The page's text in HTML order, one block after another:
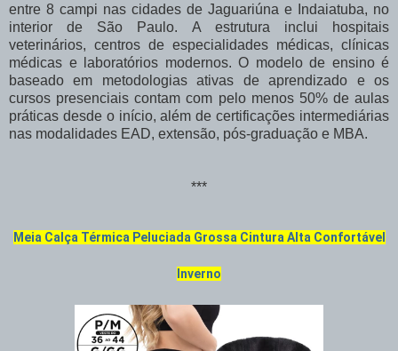
entre 8 campi nas cidades de Jaguariúna e Indaiatuba, no
interior de São Paulo. A estrutura inclui hospitais
veterinários, centros de especialidades médicas, clínicas
médicas e laboratórios modernos. O modelo de ensino é
baseado em metodologias ativas de aprendizado e os
cursos presenciais contam com pelo menos 50% de aulas
práticas desde o início, além de certificações intermediárias
nas modalidades EAD, extensão, pós-graduação e MBA.
***
Meia Calça Térmica Peluciada Grossa Cintura Alta Confortável
Inverno